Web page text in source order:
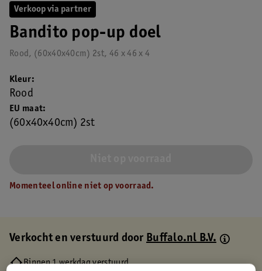
Verkoop via partner
Bandito pop-up doel
Rood, (60x40x40cm) 2st, 46 x 46 x 4
EU maat
(60x40x40cm) 2st
Kleur
Rood
Momenteel online niet op voorraad.
Verkocht en verstuurd doorBuffalo.nl B.V.
Binnen 1 werkdag verstuurd